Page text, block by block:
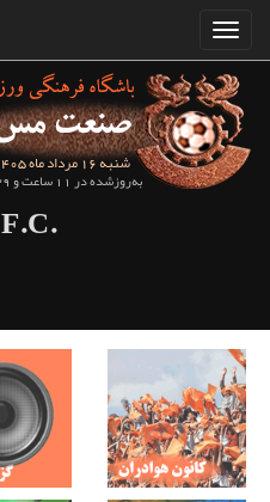
شنبه 16 مرداد ماه 1405
به‌روزشده در 11 ساعت و 39 دقیقه قبل
F.C.